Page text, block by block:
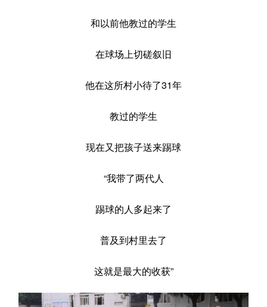
和以前他教过的学生
在球场上切磋叙旧
他在这所村小待了31年
教过的学生
现在又把孩子送来踢球
“我带了两代人
踢球的人多起来了
普及到村里去了
这就是最大的收获”